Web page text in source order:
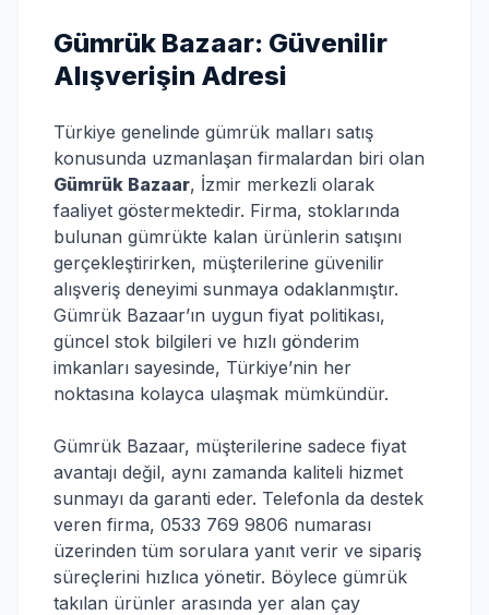
Gümrük Bazaar: Güvenilir
Alışverişin Adresi
Türkiye genelinde gümrük malları satış
konusunda uzmanlaşan firmalardan biri olan
Gümrük Bazaar, İzmir merkezli olarak
faaliyet göstermektedir. Firma, stoklarında
bulunan gümrükte kalan ürünlerin satışını
gerçekleştirirken, müşterilerine güvenilir
alışveriş deneyimi sunmaya odaklanmıştır.
Gümrük Bazaar’ın uygun fiyat politikası,
güncel stok bilgileri ve hızlı gönderim
imkanları sayesinde, Türkiye’nin her
noktasına kolayca ulaşmak mümkündür.
Gümrük Bazaar, müşterilerine sadece fiyat
avantajı değil, aynı zamanda kaliteli hizmet
sunmayı da garanti eder. Telefonla da destek
veren firma, 0533 769 9806 numarası
üzerinden tüm sorulara yanıt verir ve sipariş
süreçlerini hızlıca yönetir. Böylece gümrük
takılan ürünler arasında yer alan çay